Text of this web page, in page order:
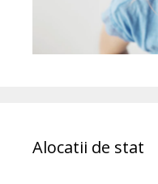
Alocatii de stat